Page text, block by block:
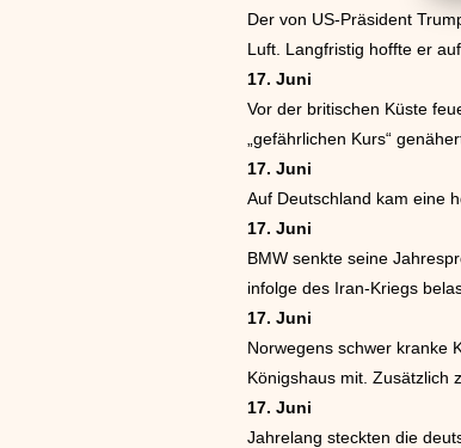
Der von US-Präsident
Luft. Langfristig hoffte er
17. Juni
Vor der britischen Küste
„gefährlichen Kurs“
17. Juni
Auf Deutschland kam eine
17. Juni
BMW senkte seine
infolge des Iran-Kriegs
17. Juni
Norwegens schwer kranke
Königshaus mit. Zusätzlich
17. Juni
Jahrelang steckten die